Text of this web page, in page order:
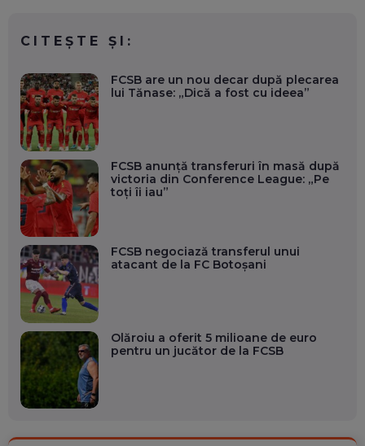
CITEȘTE ȘI:
FCSB are un nou decar după plecarea
lui Tănase: „Dică a fost cu ideea”
FCSB anunță transferuri în masă după
victoria din Conference League: „Pe
toți îi iau”
FCSB negociază transferul unui
atacant de la FC Botoșani
Olăroiu a oferit 5 milioane de euro
pentru un jucător de la FCSB